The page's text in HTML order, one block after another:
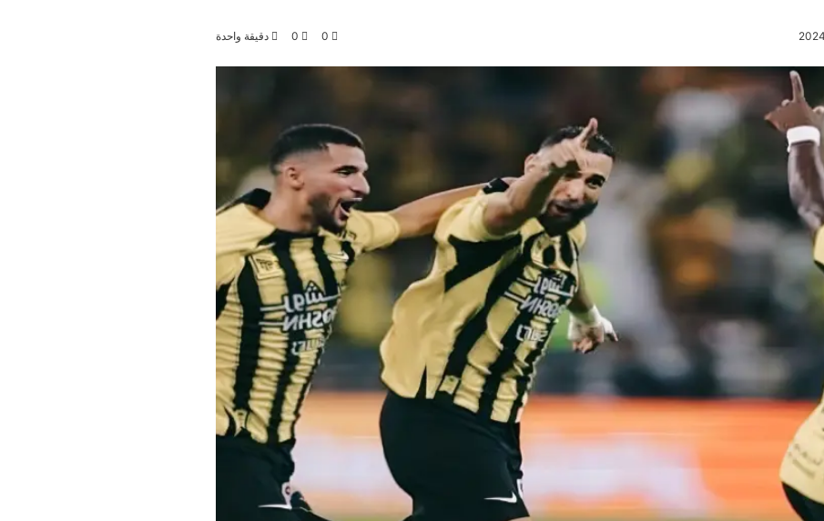
0
0 دقيقة واحدة